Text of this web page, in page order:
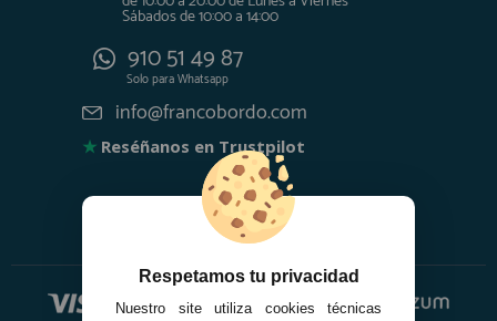
Sábados de 10:00 a 14:00
910 51 49 87
Solo paraWhatsapp
info@francobordo.com
★ Reséñanos en Trustpilot
Respetamos tu privacidad
Nuestro site utiliza cookies técnicas